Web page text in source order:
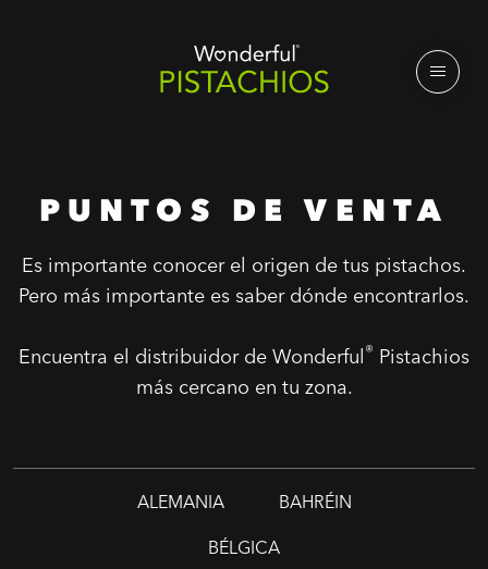
PUNTOS DE VENTA
Es importante conocer el origen de tus pistachos.
Pero más importante es saber dónde encontrarlos.
Encuentra el distribuidor de Wonderful® Pistachios
más cercano en tu zona.
ALEMANIA BAHRÉIN
BÉLGICA